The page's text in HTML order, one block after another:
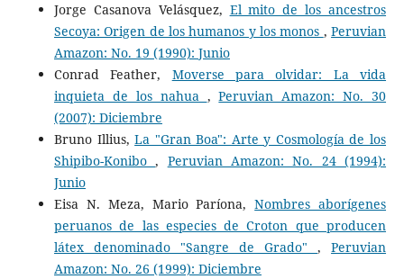
Jorge Casanova Velásquez, El mito de los ancestros
Secoya: Origen de los humanos y los monos ,Peruvian
Amazon: No. 19 (1990): Junio
Conrad Feather, Moverse para olvidar: La vida
inquieta de los nahua ,Peruvian Amazon: No. 30
(2007): Diciembre
Bruno Illius,La "Gran Boa": Arte y Cosmología de los
Shipibo-Konibo, Peruvian Amazon: No. 24 (1994):
Junio
Eisa N. Meza, Mario Paríona,Nombres aborígenes
peruanos de las especies de Croton que producen
látex denominado "Sangre de Grado",Peruvian
Amazon: No. 26 (1999): Diciembre